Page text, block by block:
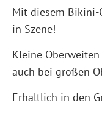
Mit diesem
in Szene!
Kleine
auch bei großen
Erhältlich in den